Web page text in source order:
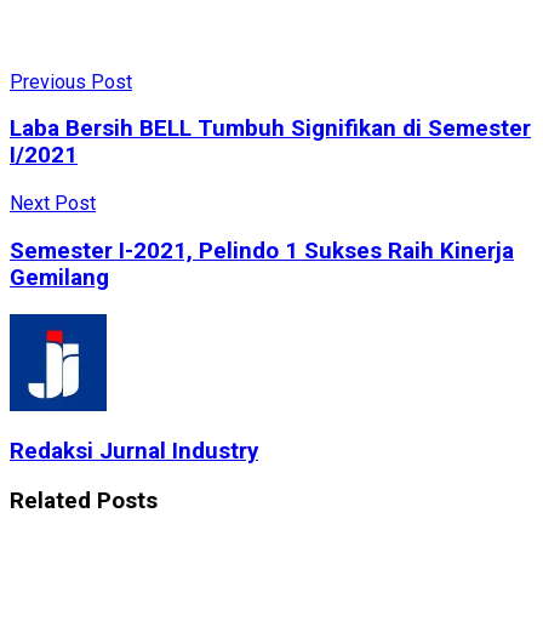
Previous Post
Laba Bersih BELL Tumbuh Signifikan di Semester
I/2021
Next Post
Semester I-2021, Pelindo 1 Sukses Raih Kinerja
Gemilang
Redaksi Jurnal Industry
Related Posts